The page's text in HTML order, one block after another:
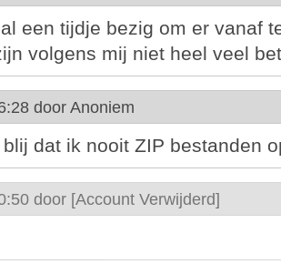
een tijdje bezig om er vanaf
volgens mij niet heel veel
door Anoniem
dat ik nooit ZIP bestanden
door [Account Verwijderd]